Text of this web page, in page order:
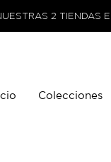
2 TIENDAS
Colecciones